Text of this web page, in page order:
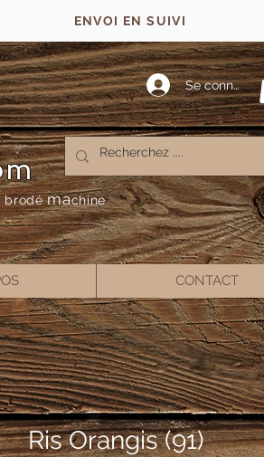
ENVOI EN SUIVI
Se connecter
brodémachine
CONTACT
Ris Orangis (91)